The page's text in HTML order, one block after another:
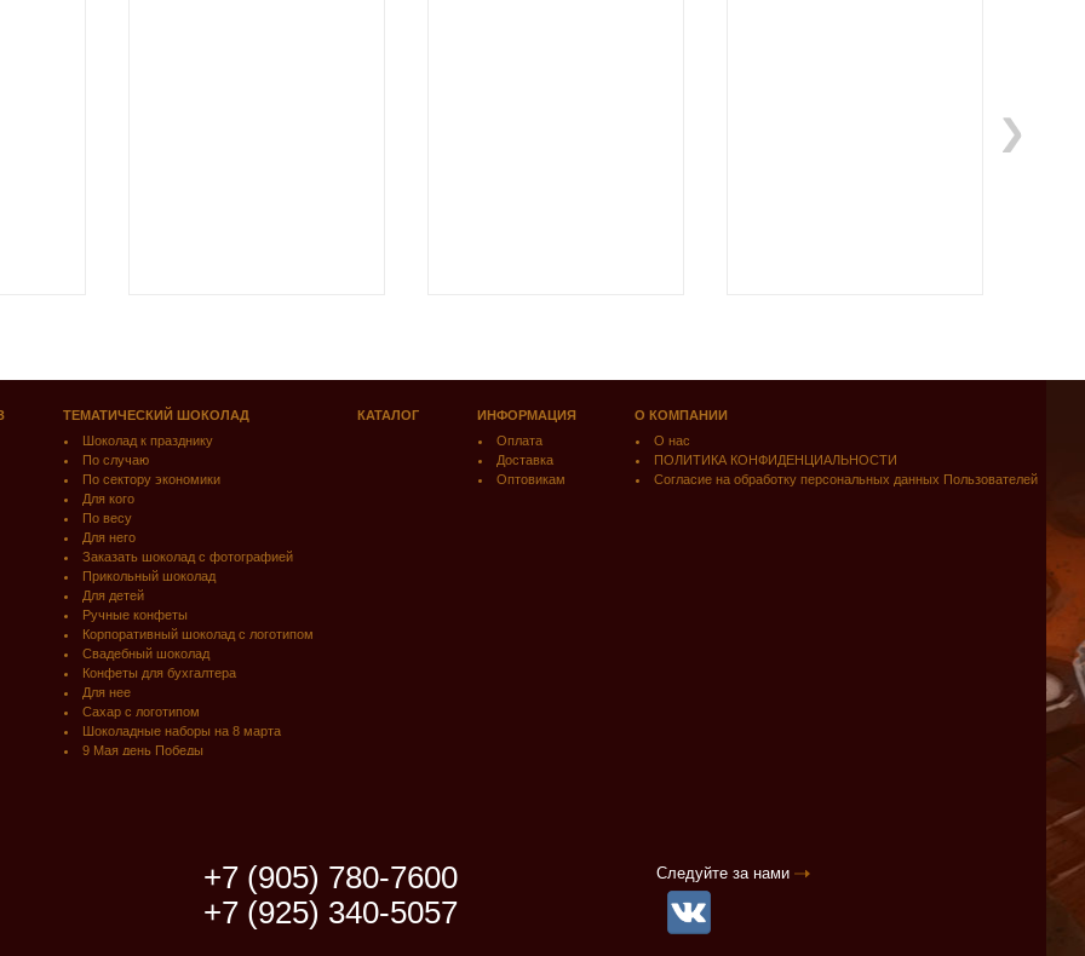
ТЕМАТИЧЕСКИЙ ШОКОЛАД
Шоколад к празднику
По случаю
По сектору экономики
Для кого
По весу
Для него
Заказать шоколад с фотографией
Прикольный шоколад
Для детей
Ручные конфеты
Корпоративный шоколад с логотипом
Свадебный шоколад
Конфеты для бухгалтера
Для нее
Сахар с логотипом
Шоколадные наборы на 8 марта
9 Мая день Победы
КАТАЛОГ
ИНФОРМАЦИЯ
Оплата
Доставка
Оптовикам
О КОМПАНИИ
О нас
ПОЛИТИКА КОНФИДЕНЦИАЛЬНОСТИ
Согласие на обработку персональных данных Пользователей
Следуйте за нами
+7 (905) 780-7600
+7 (925) 340-5057